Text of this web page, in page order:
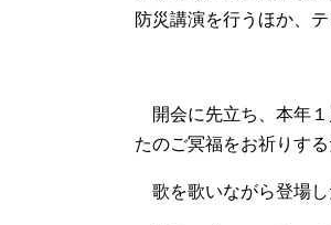
防災講演を行うほか、
開会に先立ち、本年１
たのご冥福をお祈りす
歌を歌いながら登場し